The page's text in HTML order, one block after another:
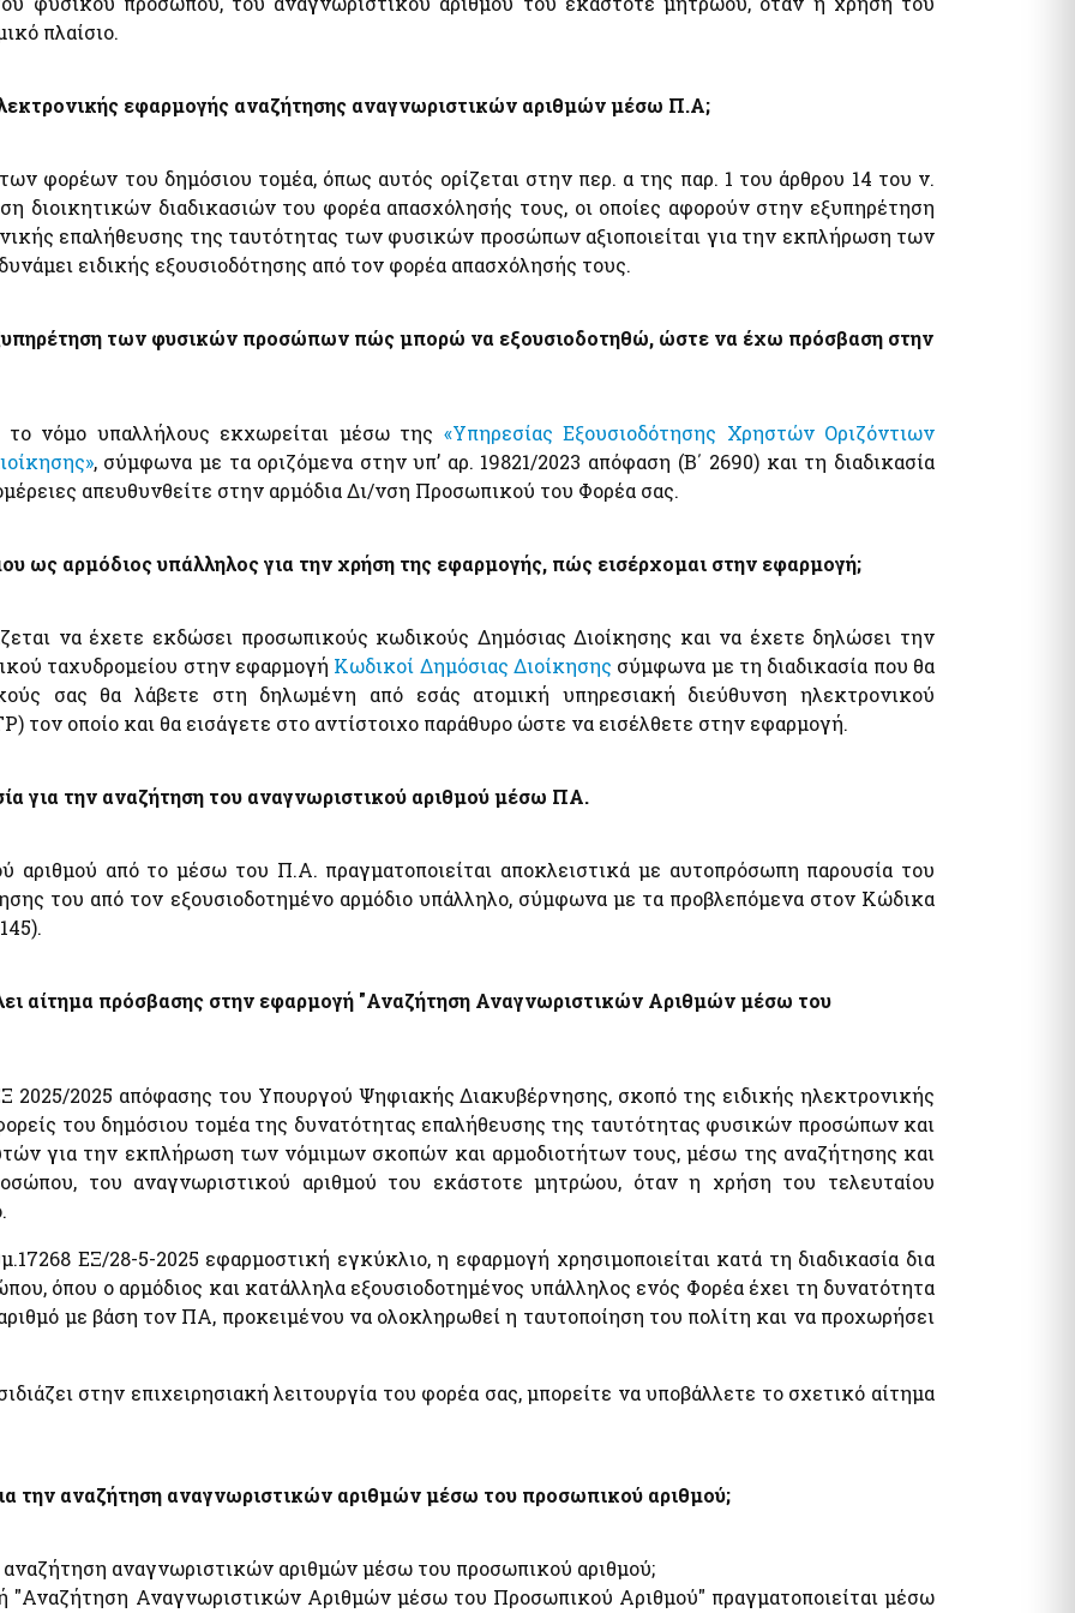
Εκτιμήσεις Τιμών Ζώνης ΑΠΑΑ
Απόκρυψη λίστας
Ηλεκτρονική Πλατφόρμα Προστασίας Κύριας
Κατοικίας
Εκτιμήσεις Τιμών Ζώνης ΑΠΑΑ
Πλατφόρμα δήλωσης διόρθωσης τ.μ. ακινήτων προς
τους ΟΤΑ
Προστασία Κύριας Κατοικίας πληγέντων Κορωνοιού
Οχήματα
Ελεγκτικές Υπηρεσίες Ελληνικού Δημοσίου
Επιδόματα- Παροχές
Λοιπές Υπηρεσίες
Pythia: Ερευνητικό έργο για την ανάπτυξη της
Εθνικές Βουλευτικές και Αυτοδιοικητικές Εκλογές
2023
Υπηρεσία Πληρωμής Ειδικής Εκλογικής
Αποζημίωσης Βουλευτικών Εκλογών της 21ης
Μαΐου 2023
Υπηρεσία Πληρωμής Ειδικής Εκλογικής
Αποζημίωσης Βουλευτικών Εκλογών της 25ης
e-έντυπα
πλαίσιο.
εφαρμογής αναζήτησης αναγνωριστικών αριθμών μέσω Π.Α;
φορέων του δημόσιου τομέα, όπως αυτός ορίζεται στην περ. α της παρ. 1 του άρθρου 14 του ν.
διοικητικών διαδικασιών του φορέα απασχόλησής τους, οι οποίες αφορούν στην εξυπηρέτηση
επαλήθευσης της ταυτότητας των φυσικών προσώπων αξιοποιείται για την εκπλήρωση των
ειδικής εξουσιοδότησης από τον φορέα απασχόλησής τους.
των φυσικών προσώπων πώς μπορώ να εξουσιοδοτηθώ, ώστε να έχω πρόσβαση στην
νόμο υπαλλήλους εκχωρείται μέσω της «Υπηρεσίας Εξουσιοδότησης Χρηστών Οριζόντιων
, σύμφωνα με τα οριζόμενα στην υπ’ αρ. 19821/2023 απόφαση (Β΄ 2690) και τη διαδικασία
απευθυνθείτε στην αρμόδια Δι/νση Προσωπικού του Φορέα σας.
ως αρμόδιος υπάλληλος για την χρήση της εφαρμογής, πώς εισέρχομαι στην εφαρμογή;
να έχετε εκδώσει προσωπικούς κωδικούς Δημόσιας Διοίκησης και να έχετε δηλώσει την
ταχυδρομείου στην εφαρμογή Κωδικοί Δημόσιας Διοίκησης σύμφωνα με τη διαδικασία που θα
σας θα λάβετε στη δηλωμένη από εσάς ατομική υπηρεσιακή διεύθυνση ηλεκτρονικού
τον οποίο και θα εισάγετε στο αντίστοιχο παράθυρο ώστε να εισέλθετε στην εφαρμογή.
για την αναζήτηση του αναγνωριστικού αριθμού μέσω ΠΑ.
αριθμού από το μέσω του Π.Α. πραγματοποιείται αποκλειστικά με αυτοπρόσωπη παρουσία του
του από τον εξουσιοδοτημένο αρμόδιο υπάλληλο, σύμφωνα με τα προβλεπόμενα στον Κώδικα
αίτημα πρόσβασης στην εφαρμογή "Αναζήτηση Αναγνωριστικών Αριθμών μέσω του
2025/2025 απόφασης του Υπουργού Ψηφιακής Διακυβέρνησης, σκοπό της ειδικής ηλεκτρονικής
του δημόσιου τομέα της δυνατότητας επαλήθευσης της ταυτότητας φυσικών προσώπων και
για την εκπλήρωση των νόμιμων σκοπών και αρμοδιοτήτων τους, μέσω της αναζήτησης και
του αναγνωριστικού αριθμού του εκάστοτε μητρώου, όταν η χρήση του τελευταίου
ΕΞ/28-5-2025 εφαρμοστική εγκύκλιο, η εφαρμογή χρησιμοποιείται κατά τη διαδικασία δια
όπου ο αρμόδιος και κατάλληλα εξουσιοδοτημένος υπάλληλος ενός Φορέα έχει τη δυνατότητα
με βάση τον ΠΑ, προκειμένου να ολοκληρωθεί η ταυτοποίηση του πολίτη και να προχωρήσει
στην επιχειρησιακή λειτουργία του φορέα σας, μπορείτε να υποβάλλετε το σχετικό αίτημα
την αναζήτηση αναγνωριστικών αριθμών μέσω του προσωπικού αριθμού;
αναγνωριστικών αριθμών μέσω του προσωπικού αριθμού;
"Αναζήτηση Αναγνωριστικών Αριθμών μέσω του Προσωπικού Αριθμού" πραγματοποιείται μέσω